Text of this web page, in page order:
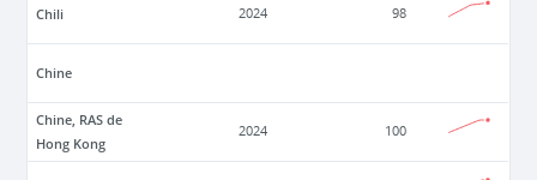
Chili 2024 98
Chine
Chine, RAS de
Hong Kong
2024 100